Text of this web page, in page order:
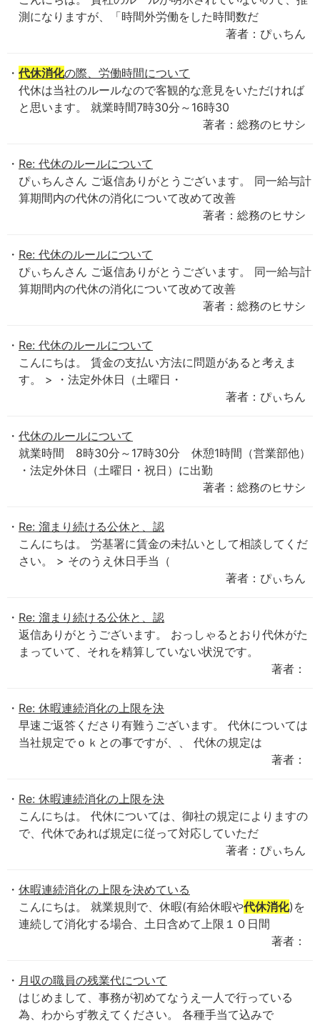
測になりますが、「時間外労働をした時間数だ
著者：ぴぃちん
代休消化の際、労働時間について
代休は当社のルールなので客観的な意見をいただければ
と思います。 就業時間7時30分～16時30
著者：総務のヒサシ
Re: 代休のルールについて
ぴぃちんさん ご返信ありがとうございます。 同一給与計
算期間内の代休の消化について改めて改善
著者：総務のヒサシ
Re: 代休のルールについて
ぴぃちんさん ご返信ありがとうございます。 同一給与計
算期間内の代休の消化について改めて改善
著者：総務のヒサシ
Re: 代休のルールについて
こんにちは。 賃金の支払い方法に問題があると考えま
す。 > ・法定外休日（土曜日・
著者：ぴぃちん
代休のルールについて
就業時間 8時30分～17時30分 休憩1時間（営業部他）
・法定外休日（土曜日・祝日）に出勤
著者：総務のヒサシ
Re: 溜まり続ける公休と、認
こんにちは。 労基署に賃金の未払いとして相談してくだ
さい。 > そのうえ休日手当（
著者：ぴぃちん
Re: 溜まり続ける公休と、認
返信ありがとうございます。 おっしゃるとおり代休がた
まっていて、それを精算していない状況です。
著者：
Re: 休暇連続消化の上限を決
早速ご返答くださり有難うございます。 代休については
当社規定でｏｋとの事ですが、、 代休の規定は
著者：
Re: 休暇連続消化の上限を決
こんにちは。 代休については、御社の規定によりますの
で、代休であれば規定に従って対応していただ
著者：ぴぃちん
休暇連続消化の上限を決めている
こんにちは。 就業規則で、休暇(有給休暇や代休消化)を
連続して消化する場合、土日含めて上限１０日間
著者：
月収の職員の残業代について
はじめまして、事務が初めてなうえ一人で行っている
為、わからず教えてください。 各種手当て込みで